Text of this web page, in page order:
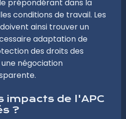
prépondérant dans la
conditions de travail. Les
ainsi trouver un
adaptation de
des droits des
une négociation
impacts de l'APC
?